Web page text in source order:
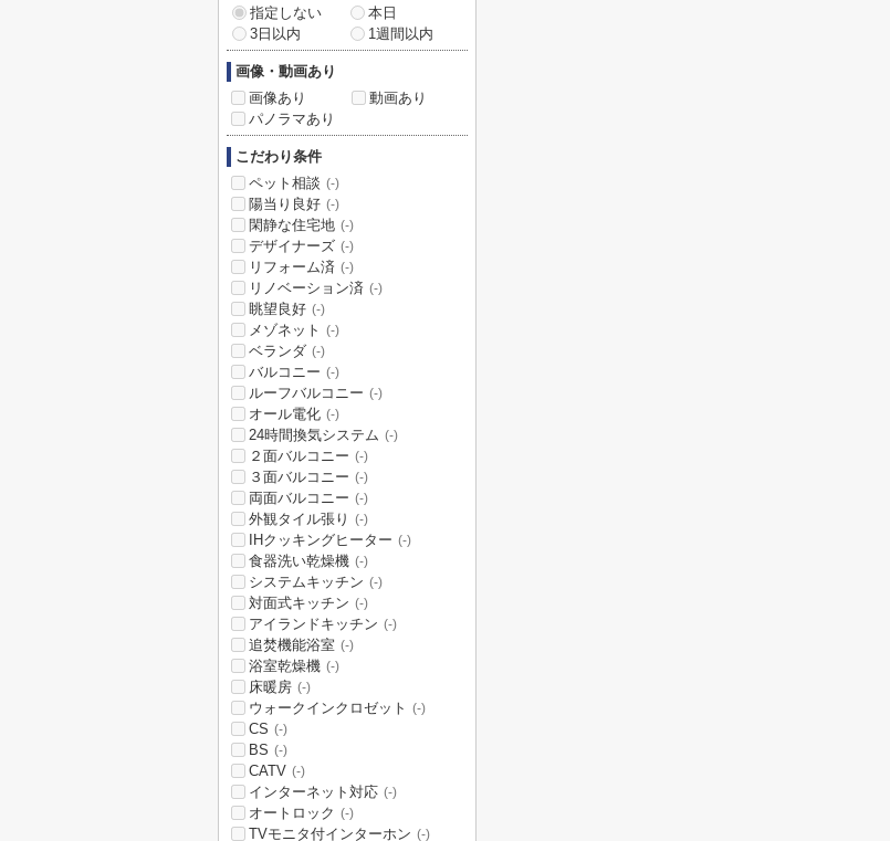
指定しない
本日
3日以内
1週間以内
画像・動画あり
画像あり
動画あり
パノラマあり
こだわり条件
ペット相談 (-)
陽当り良好 (-)
閑静な住宅地 (-)
デザイナーズ (-)
リフォーム済 (-)
リノベーション済 (-)
眺望良好 (-)
メゾネット (-)
ベランダ (-)
バルコニー (-)
ルーフバルコニー (-)
オール電化 (-)
24時間換気システム (-)
２面バルコニー (-)
３面バルコニー (-)
両面バルコニー (-)
外観タイル張り (-)
IHクッキングヒーター (-)
食器洗い乾燥機 (-)
システムキッチン (-)
対面式キッチン (-)
アイランドキッチン (-)
追焚機能浴室 (-)
浴室乾燥機 (-)
床暖房 (-)
ウォークインクロゼット (-)
CS (-)
BS (-)
CATV (-)
インターネット対応 (-)
オートロック (-)
TVモニタ付インターホン (-)